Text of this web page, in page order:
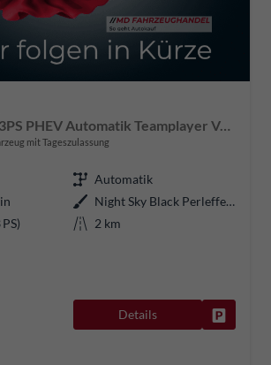
2.0-l-VVT-i 223PS PHEV Automatik Teamplayer Voll-LED elektr. Heckklappe Sitzheizung Lenkradheizung Klimaautomatik Navi Bluetooth wireless Apple CarPlay + Android Auto ACC PDC v+h Rückf.Kamera 18"LM vollelektr. Reichweite 66KM
mit Tageszulassung
Automatik
Night Sky Black Perleffekt
2 km
Details